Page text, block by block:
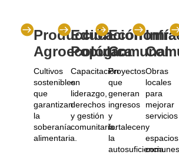
Producción
Agroecológica
Cultivos
sostenibles
que
garantizan
la
soberanía
alimentaria.
Educación
Popular
Capacitación
en
liderazgo,
derechos
y gestión
comunitaria.
Economía
Comunal
Proyectos
que
generan
ingresos
y
fortalecen
la
autosuficiencia.
Obras
locales
para
mejorar
servicios
y
espacios
comunes.